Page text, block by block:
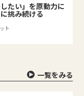
たい」を原動力に
挑み続ける
ト
一覧をみる